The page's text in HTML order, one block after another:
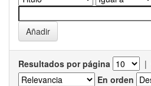
Resultados por página |
En orden